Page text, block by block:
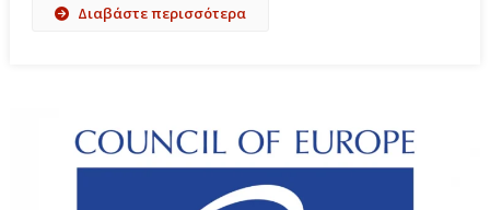
Διαβάστε περισσότερα